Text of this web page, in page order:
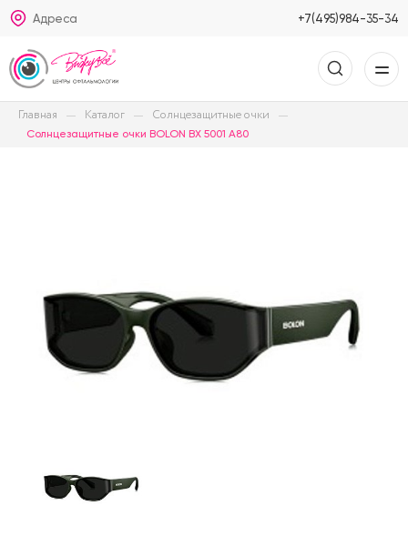
Адреса +7(495)984-35-34
Главная Каталог Солнцезащитные очки
Солнцезащитные очки BOLON BX 5001 A80